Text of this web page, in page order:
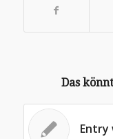
Das
Entry